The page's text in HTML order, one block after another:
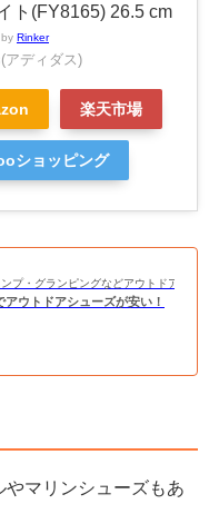
ト(FY8165) 26.5 cm
Rinker
アディダス)
楽天市場
ショッピング
プ・グランピングなどアウトドアの総
ウトドアシューズが安い！
マリンシューズもあ